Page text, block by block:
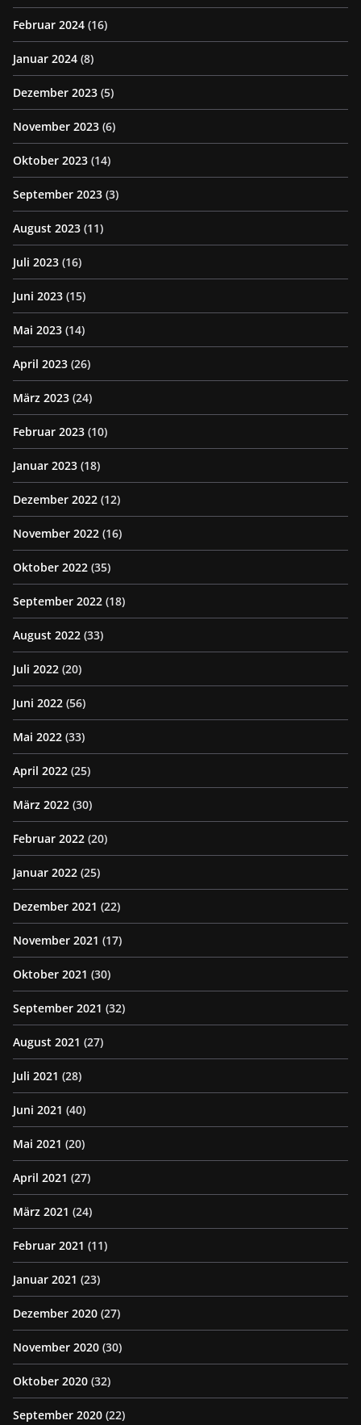
Februar 2024 (16)
Januar 2024 (8)
Dezember 2023 (5)
November 2023 (6)
Oktober 2023 (14)
September 2023 (3)
August 2023 (11)
Juli 2023 (16)
Juni 2023 (15)
Mai 2023 (14)
April 2023 (26)
März 2023 (24)
Februar 2023 (10)
Januar 2023 (18)
Dezember 2022 (12)
November 2022 (16)
Oktober 2022 (35)
September 2022 (18)
August 2022 (33)
Juli 2022 (20)
Juni 2022 (56)
Mai 2022 (33)
April 2022 (25)
März 2022 (30)
Februar 2022 (20)
Januar 2022 (25)
Dezember 2021 (22)
November 2021 (17)
Oktober 2021 (30)
September 2021 (32)
August 2021 (27)
Juli 2021 (28)
Juni 2021 (40)
Mai 2021 (20)
April 2021 (27)
März 2021 (24)
Februar 2021 (11)
Januar 2021 (23)
Dezember 2020 (27)
November 2020 (30)
Oktober 2020 (32)
September 2020 (22)